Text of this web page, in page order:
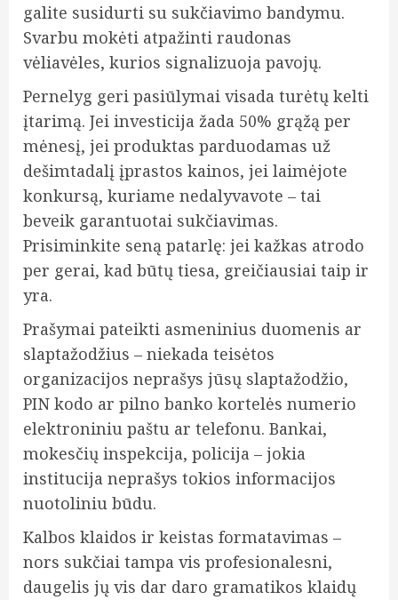
galite susidurti su sukčiavimo bandymu.
Svarbu mokėti atpažinti raudonas
vėliavėles, kurios signalizuoja pavojų.
Pernelyg geri pasiūlymai visada turėtų kelti
įtarimą. Jei investicija žada 50% grąžą per
mėnesį, jei produktas parduodamas už
dešimtadalį įprastos kainos, jei laimėjote
konkursą, kuriame nedalyvavote – tai
beveik garantuotai sukčiavimas.
Prisiminkite seną patarlę: jei kažkas atrodo
per gerai, kad būtų tiesa, greičiausiai taip ir
yra.
Prašymai pateikti asmeninius duomenis ar
slaptažodžius – niekada teisėtos
organizacijos neprašys jūsų slaptažodžio,
PIN kodo ar pilno banko kortelės numerio
elektroniniu paštu ar telefonu. Bankai,
mokesčių inspekcija, policija – jokia
institucija neprašys tokios informacijos
nuotoliniu būdu.
Kalbos klaidos ir keistas formatavimas –
nors sukčiai tampa vis profesionalesni,
daugelis jų vis dar daro gramatikos klaidų